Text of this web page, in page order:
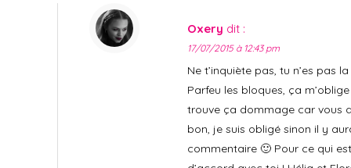
Oxery dit :
17/07/2015 à 12:43 pm
Ne t’inquiète pas, tu n’es pas
Parfeu les bloques, ça
trouve ça dommage car vous
bon, je suis obligé sinon il y
commentaire 🙂 Pour ce qui